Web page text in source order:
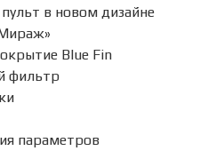
в новом дизайне
Blue Fin
фильтр
параметров